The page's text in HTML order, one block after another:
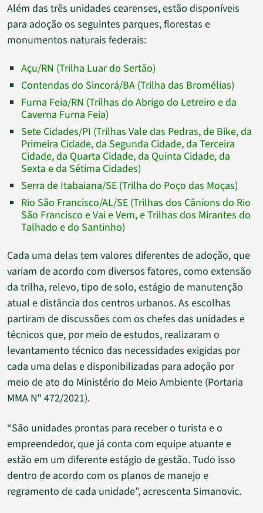
Além das três unidades cearenses, estão disponíveis
para adoção os seguintes parques, florestas e
monumentos naturais federais:
Açu/RN (Trilha Luar do Sertão)
Contendas do Sincorá/BA (Trilha das Bromélias)
Furna Feia/RN (Trilhas do Abrigo do Letreiro e da
Caverna Furna Feia)
Sete Cidades/PI (Trilhas Vale das Pedras, de Bike, da
Primeira Cidade, da Segunda Cidade, da Terceira
Cidade, da Quarta Cidade, da Quinta Cidade, da
Sexta e da Sétima Cidades)
Serra de Itabaiana/SE (Trilha do Poço das Moças)
Rio São Francisco/AL/SE (Trilhas dos Cânions do Rio
São Francisco e Vai e Vem, e Trilhas dos Mirantes do
Talhado e do Santinho)
Cada uma delas tem valores diferentes de adoção, que
variam de acordo com diversos fatores, como extensão
da trilha, relevo, tipo de solo, estágio de manutenção
atual e distância dos centros urbanos. As escolhas
partiram de discussões com os chefes das unidades e
técnicos que, por meio de estudos, realizaram o
levantamento técnico das necessidades exigidas por
cada uma delas e disponibilizadas para adoção por
meio de ato do Ministério do Meio Ambiente (Portaria
MMA Nº 472/2021).
“São unidades prontas para receber o turista e o
empreendedor, que já conta com equipe atuante e
estão em um diferente estágio de gestão. Tudo isso
dentro de acordo com os planos de manejo e
regramento de cada unidade”, acrescenta Simanovic.